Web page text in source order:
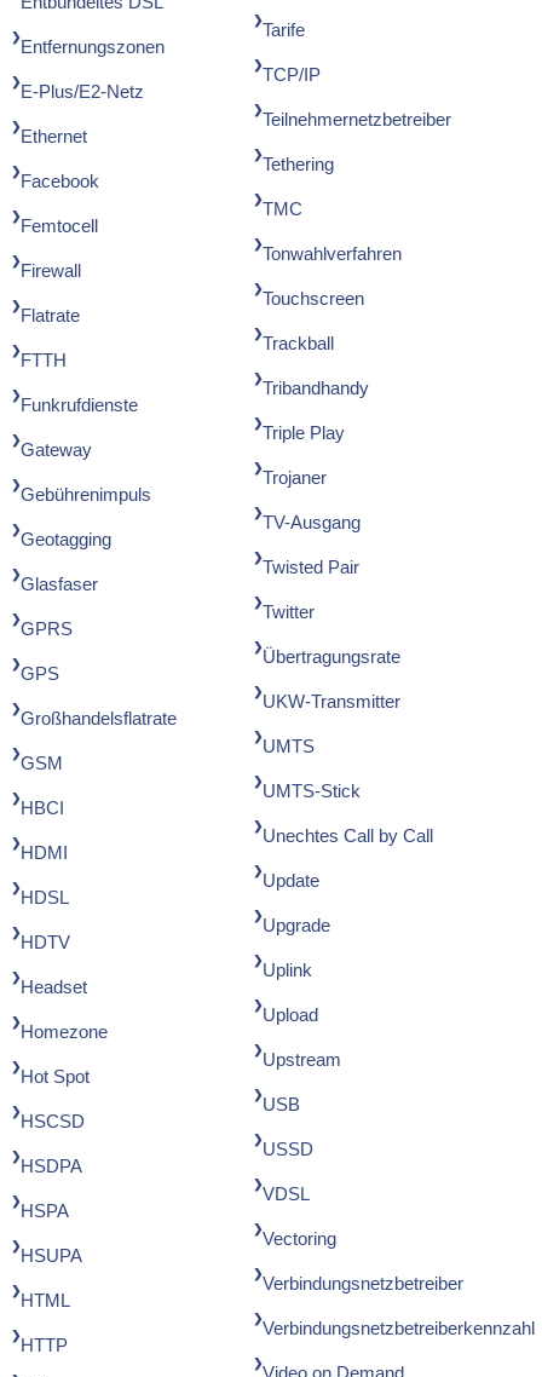
Entfernungszonen
E-Plus/E2-Netz
Ethernet
Facebook
Femtocell
Firewall
Flatrate
FTTH
Funkrufdienste
Gateway
Gebührenimpuls
Geotagging
Glasfaser
GPRS
GPS
Großhandelsflatrate
GSM
HBCI
HDMI
HDSL
HDTV
Headset
Homezone
Hot Spot
HSCSD
HSDPA
HSPA
HSUPA
HTML
HTTP
Tarife
TCP/IP
Teilnehmernetzbetreiber
Tethering
TMC
Tonwahlverfahren
Touchscreen
Trackball
Tribandhandy
Triple Play
Trojaner
TV-Ausgang
Twisted Pair
Twitter
Übertragungsrate
UKW-Transmitter
UMTS
UMTS-Stick
Unechtes Call by Call
Update
Upgrade
Uplink
Upload
Upstream
USB
USSD
VDSL
Vectoring
Verbindungsnetzbetreiber
Verbindungsnetzbetreiberkennzahl
Video on Demand